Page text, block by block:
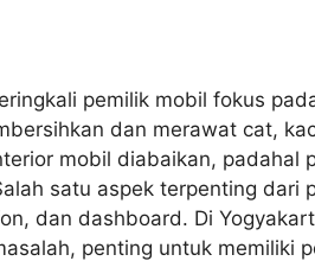
pemilik mobil fokus
dan merawat cat,
mobil diabaikan, padahal
satu aspek terpenting dari
dan dashboard. Di
penting untuk memiliki